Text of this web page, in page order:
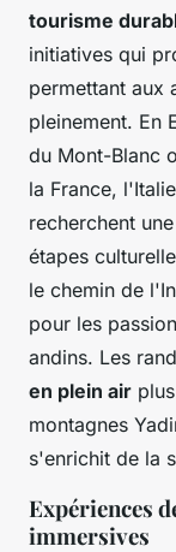
tourisme
initiatives qui
permettant aux
pleinement. En
du Mont-Blanc
la France,
recherchent
étapes
le chemin de
pour les
andins. Les
en plein air
montagnes
s'enrichit de la
Expériences
immersives